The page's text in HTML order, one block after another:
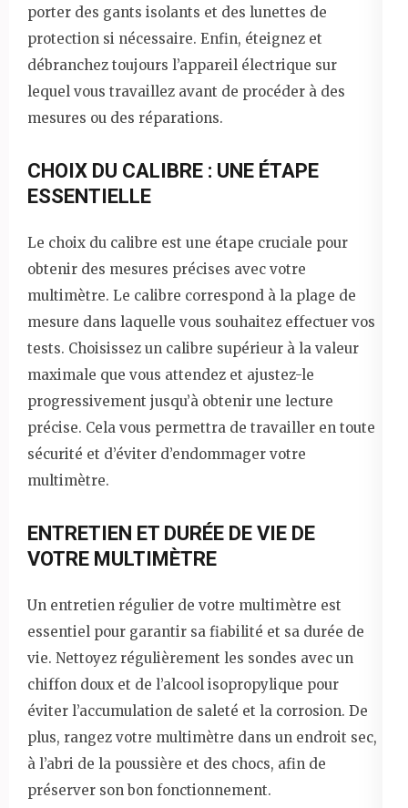
porter des gants isolants et des lunettes de
protection si nécessaire. Enfin, éteignez et
débranchez toujours l’appareil électrique sur
lequel vous travaillez avant de procéder à des
mesures ou des réparations.
CHOIX DU CALIBRE : UNE ÉTAPE
ESSENTIELLE
Le choix du calibre est une étape cruciale pour
obtenir des mesures précises avec votre
multimètre. Le calibre correspond à la plage de
mesure dans laquelle vous souhaitez effectuer vos
tests. Choisissez un calibre supérieur à la valeur
maximale que vous attendez et ajustez-le
progressivement jusqu’à obtenir une lecture
précise. Cela vous permettra de travailler en toute
sécurité et d’éviter d’endommager votre
multimètre.
ENTRETIEN ET DURÉE DE VIE DE
VOTRE MULTIMÈTRE
Un entretien régulier de votre multimètre est
essentiel pour garantir sa fiabilité et sa durée de
vie. Nettoyez régulièrement les sondes avec un
chiffon doux et de l’alcool isopropylique pour
éviter l’accumulation de saleté et la corrosion. De
plus, rangez votre multimètre dans un endroit sec,
à l’abri de la poussière et des chocs, afin de
préserver son bon fonctionnement.